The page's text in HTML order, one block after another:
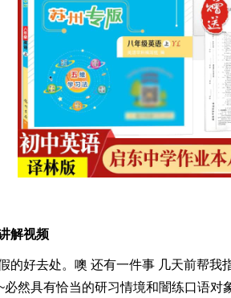
解视频
的好去处。噢 还有一件事 几天前帮我
然具有恰当的研习情境和闇练口语对